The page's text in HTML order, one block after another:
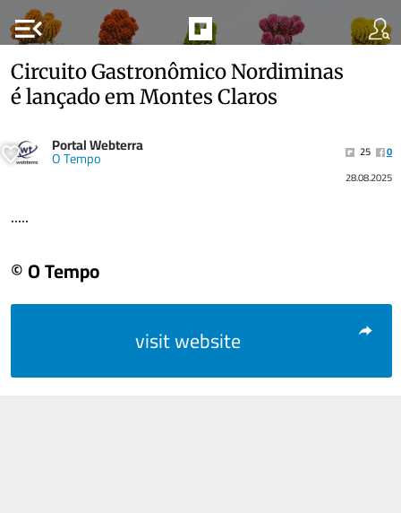
menu_open
Circuito Gastronômico Nordiminas
é lançado em Montes Claros
Portal Webterra
O Tempo 25
0
28.08.2025
.....
© O Tempo
visit website